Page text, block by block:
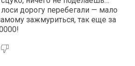
дорогу перебегали — мало
зажмуриться, так еще за